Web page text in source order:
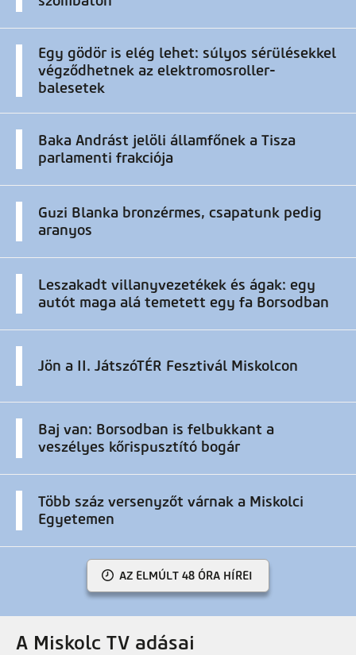
Egy gödör is elég lehet: súlyos sérülésekkel
végződhetnek az elektromosroller-
balesetek
Baka Andrást jelöli államfőnek a Tisza
parlamenti frakciója
Guzi Blanka bronzérmes, csapatunk pedig
aranyos
Leszakadt villanyvezetékek és ágak: egy
autót maga alá temetett egy fa Borsodban
Jön a II. JátszóTÉR Fesztivál Miskolcon
Baj van: Borsodban is felbukkant a
veszélyes kőrispusztító bogár
Több száz versenyzőt várnak a Miskolci
Egyetemen
AZ ELMÚLT 48 ÓRA HÍREI
A Miskolc TV adásai